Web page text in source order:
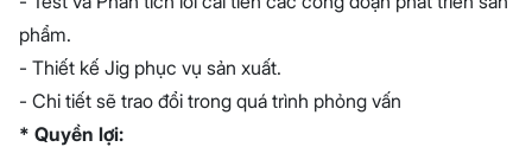
phẩm.
- Thiết kế Jig phục vụ sản xuất.
- Chi tiết sẽ trao đổi trong quá trình phỏng vấn
* Quyền lợi: